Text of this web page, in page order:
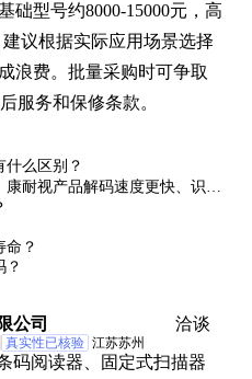
础型号约8000-15000元，高
议根据实际应用场景选择
浪费。批量采购时可争取
服务和保修条款。
什么区别？
耐视产品解码速度更快、识别
适合工业环境。普通扫描枪价
应用。
命？
？
公司 洽谈
真实性已核验 江苏苏州
码阅读器、固定式扫描器